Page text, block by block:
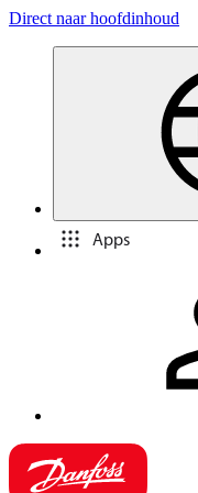
Direct naar hoofdinhoud
Apps